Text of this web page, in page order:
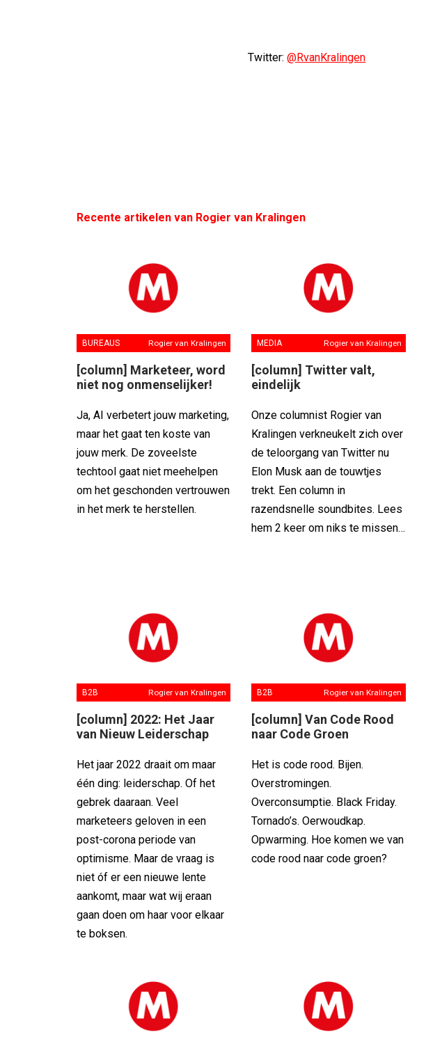
Twitter:@RvanKralingen
Recente artikelen van Rogier van Kralingen
BUREAUS Rogier van Kralingen
[column] Marketeer, word
niet nog onmenselijker!
Ja, AI verbetert jouw marketing,
maar het gaat ten koste van
jouw merk. De zoveelste
techtool gaat niet meehelpen
om het geschonden vertrouwen
in het merk te herstellen.
MEDIA Rogier van Kralingen
[column] Twitter valt,
eindelijk
Onze columnist Rogier van
Kralingen verkneukelt zich over
de teloorgang van Twitter nu
Elon Musk aan de touwtjes
trekt. Een column in
razendsnelle soundbites. Lees
hem 2 keer om niks te missen…
B2B Rogier van Kralingen
[column] 2022: Het Jaar
van Nieuw Leiderschap
Het jaar 2022 draait om maar
één ding: leiderschap. Of het
gebrek daaraan. Veel
marketeers geloven in een
post-corona periode van
optimisme. Maar de vraag is
niet óf er een nieuwe lente
aankomt, maar wat wij eraan
gaan doen om haar voor elkaar
te boksen.
B2B Rogier van Kralingen
[column] Van Code Rood
naar Code Groen
Het is code rood. Bijen.
Overstromingen.
Overconsumptie. Black Friday.
Tornado’s. Oerwoudkap.
Opwarming. Hoe komen we van
code rood naar code groen?